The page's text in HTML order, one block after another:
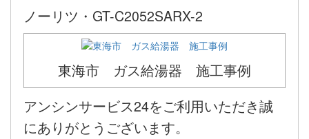
ノーリツ・GT-C2052SARX-2
東海市 ガス給湯器 施工事例
アンシンサービス24をご利用いただき誠
にありがとうございます。